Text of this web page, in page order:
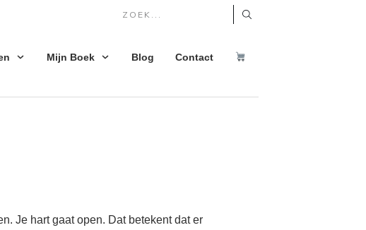
Mijn Boek Blog Contact
Je hart gaat open. Dat betekent dat er